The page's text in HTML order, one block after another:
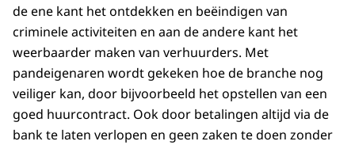
de ene kant het ontdekken en beëindigen van
criminele activiteiten en aan de andere kant het
weerbaarder maken van verhuurders. Met
pandeigenaren wordt gekeken hoe de branche nog
veiliger kan, door bijvoorbeeld het opstellen van een
goed huurcontract. Ook door betalingen altijd via de
bank te laten verlopen en geen zaken te doen zonder